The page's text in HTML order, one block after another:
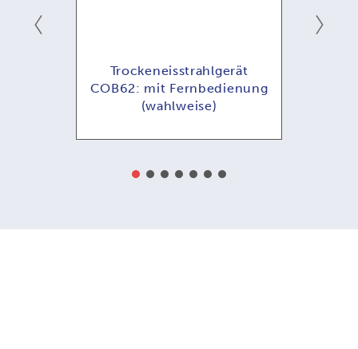
Trockeneisstrahlgerät
COB62: mit Fernbedienung
(wahlweise)